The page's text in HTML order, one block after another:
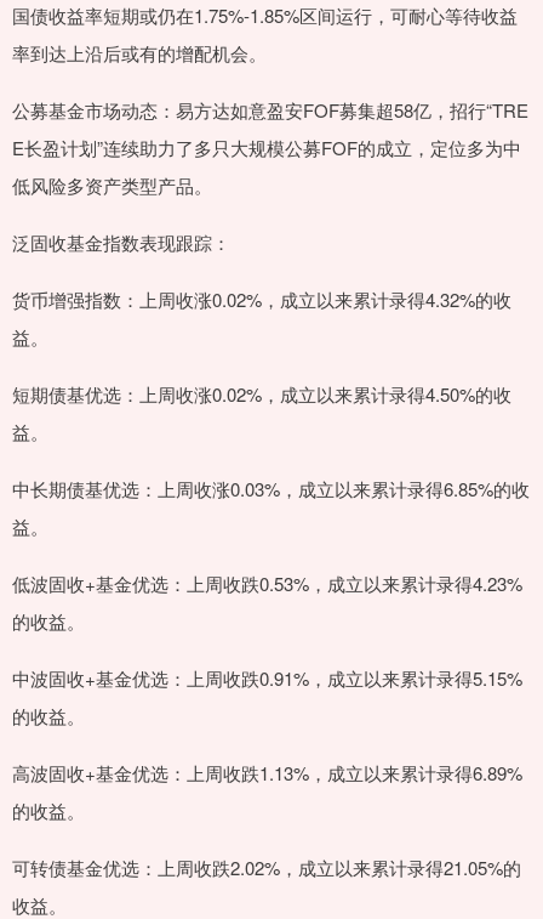
国债收益率短期或仍在1.75%-1.85%区间运行，可耐心等待收益
率到达上沿后或有的增配机会。
公募基金市场动态：易方达如意盈安FOF募集超58亿，招行“TRE
E长盈计划”连续助力了多只大规模公募FOF的成立，定位多为中
低风险多资产类型产品。
泛固收基金指数表现跟踪：
货币增强指数：上周收涨0.02%，成立以来累计录得4.32%的收
益。
短期债基优选：上周收涨0.02%，成立以来累计录得4.50%的收
益。
中长期债基优选：上周收涨0.03%，成立以来累计录得6.85%的收
益。
低波固收+基金优选：上周收跌0.53%，成立以来累计录得4.23%
的收益。
中波固收+基金优选：上周收跌0.91%，成立以来累计录得5.15%
的收益。
高波固收+基金优选：上周收跌1.13%，成立以来累计录得6.89%
的收益。
可转债基金优选：上周收跌2.02%，成立以来累计录得21.05%的
收益。